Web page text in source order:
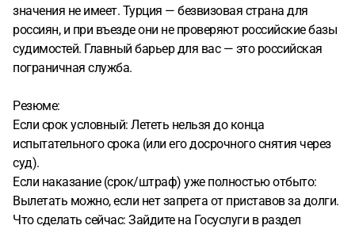
значения не имеет. Турция — безвизовая страна для
россиян, и при въезде они не проверяют российские базы
судимостей. Главный барьер для вас — это российская
пограничная служба.
Резюме:
Если срок условный: Лететь нельзя до конца
испытательного срока (или его досрочного снятия через
суд).
Если наказание (срок/штраф) уже полностью отбыто:
Вылетать можно, если нет запрета от приставов за долги.
Что сделать сейчас: Зайдите на Госуслуги в раздел